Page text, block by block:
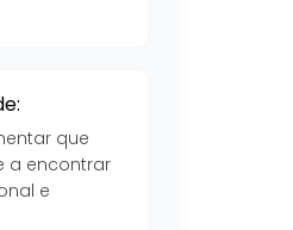
que
a encontrar
e